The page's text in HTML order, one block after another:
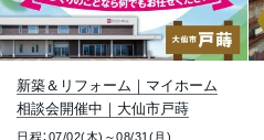
新築＆リフォーム｜マイホーム
相談会開催中｜大仙市戸蒔
日程：07/02(木)～08/31(月)